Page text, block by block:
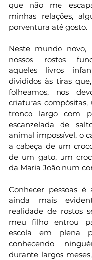
que não me
minhas relações,
porventura até gosto.
Neste mundo novo,
nossos rostos
aqueles livros
divididos às tiras
folheamos, nos
criaturas
tronco largo com
escanzelada de
animal impossível, o
a cabeça de um
de um gato, um
da Maria João num
Conhecer pessoas
ainda mais
realidade de rostos
meu filho entrou
escola em plena
conhecendo
durante largos